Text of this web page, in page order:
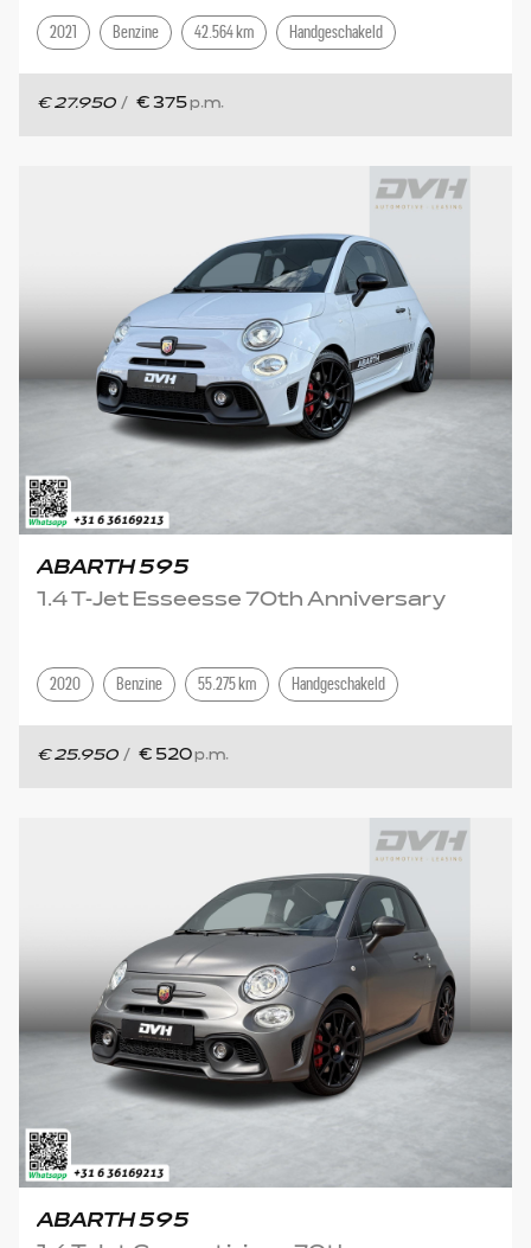
2021 Benzine 42.564 km Handgeschakeld
€ 27.950 / € 375p.m.
ABARTH 595
1.4 T-Jet Esseesse 70th Anniversary
2020 Benzine 55.275 km Handgeschakeld
€ 25.950 / € 520 p.m.
ABARTH 595